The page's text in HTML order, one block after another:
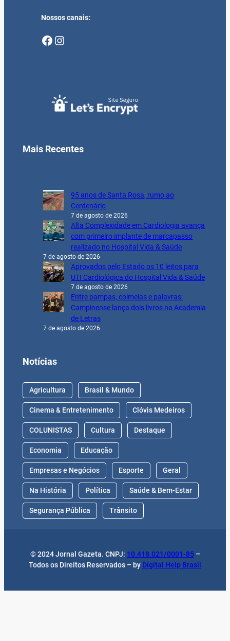
Nossos canais:
Facebook Instagram
Mais Recentes
95 anos de Santa Rosa, rumo ao
Centenário
7 de agosto de 2026
Alta Complexidade em Cardiologia avança
com primeiro implante de marcapasso
realizado no Hospital Vida & Saúde
7 de agosto de 2026
Aprovados pelo Estado os 10 leitos para
UTI Cardiológica do Hospital Vida & Saúde
7 de agosto de 2026
Entre pampas, colmeias e palavras:
Campinense lança dois livros na Academia
de Letras
7 de agosto de 2026
Notícias
Agricultura Brasil & Mundo
Cinema & Entretenimento Clóvis Medeiros
COLUNISTAS Cultura Destaque
Economia Educação
Empresas e Negócios Esporte Geral
Na História Política Saúde & Bem-Estar
Segurança Pública Trânsito
© 2024 Jornal Gazeta. CNPJ: 10.418.021/0001-85–
Todos os Direitos Reservados – by Digital Help Brasil